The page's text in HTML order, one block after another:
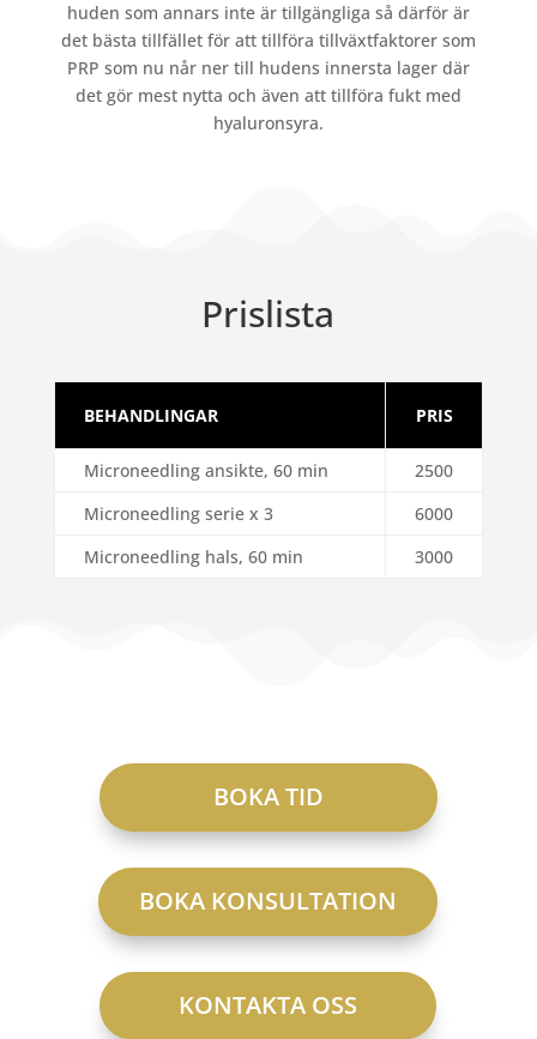
huden som annars inte är tillgängliga så därför är
det bästa tillfället för att tillföra tillväxtfaktorer som
PRP som nu når ner till hudens innersta lager där
det gör mest nytta och även att tillföra fukt med
hyaluronsyra.
Prislista
BEHANDLINGAR PRIS
Microneedling ansikte, 60 min
2500
Microneedling serie x 3
6000
Microneedling hals, 60 min
3000
BOKA TID
BOKA KONSULTATION
KONTAKTA OSS